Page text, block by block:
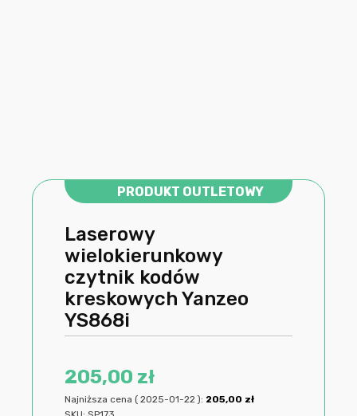
PRODUKT OUTLETOWY
Laserowy
wielokierunkowy
czytnik kodów
kreskowych Yanzeo
YS868i
205,00 zł
Najniższa cena ( 2025-01-22): 205,00 zł